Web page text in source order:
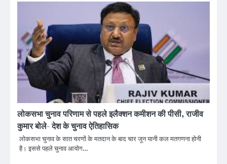
लोकसभा चुनाव परिणाम से पहले इलैक्शन कमीशन की पीसी, राजीव
कुमार बोले- देश के चुनाव ऐतिहासिक
लोकसभा चुनाव के सात चरणों के मतदान के बाद चार जून यानी कल मतगणना होनी
है। इससे पहले चुनाव आयोग…